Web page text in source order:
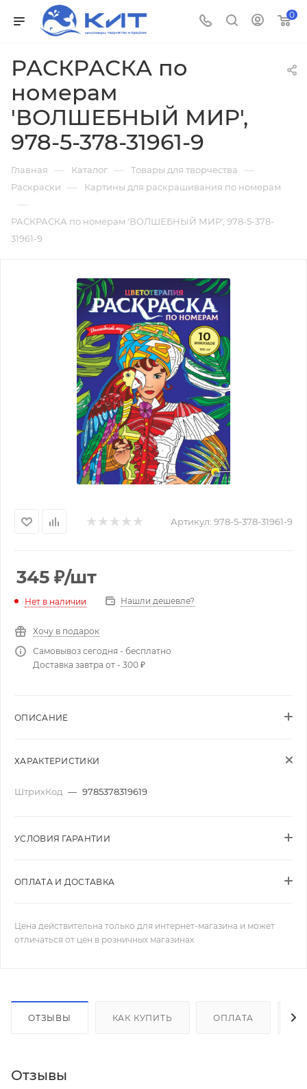
0
РАСКРАСКА по
номерам
'ВОЛШЕБНЫЙ МИР',
978-5-378-31961-9
Главная — Каталог — Товары для творчества —
Раскраски — Картины для раскрашивания по номерам
—
РАСКРАСКА по номерам 'ВОЛШЕБНЫЙ МИР', 978-5-378-
31961-9
Артикул: 978-5-378-31961-9
345 ₽/шт
Нет в наличии Нашли дешевле?
Хочу в подарок
Самовывоз сегодня - бесплатно
Доставка завтра от - 300 ₽
ОПИСАНИЕ
ХАРАКТЕРИСТИКИ
ШтрихКод — 9785378319619
УСЛОВИЯ ГАРАНТИИ
ОПЛАТА И ДОСТАВКА
Цена действительна только для интернет-магазина и может
отличаться от цен в розничных магазинах
ОТЗЫВЫ КАК КУПИТЬ ОПЛАТА
Отзывы